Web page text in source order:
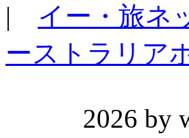
| イー・旅ネ
ーストラリア
2026 by